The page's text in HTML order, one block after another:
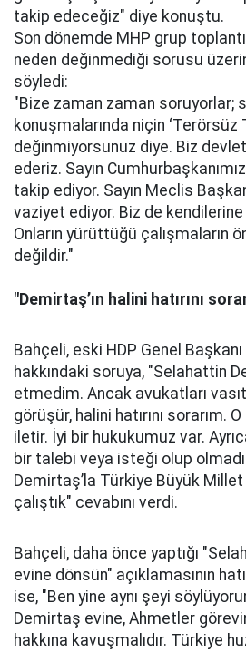
takip edeceğiz" diye konuştu.
Son dönemde MHP grup
neden değinmediği sorusu
söyledi:
"Bize zaman zaman soruyorlar;
konuşmalarında niçin ‘Terörsüz
değinmiyorsunuz diye. Biz
ederiz. Sayın
takip ediyor. Sayın Meclis
vaziyet ediyor. Biz de
Onların yürüttüğü çalışmaların
değildir."
"Demirtaş’ın halini hatırını
Bahçeli, eski HDP Genel
hakkındaki soruya, "Selahattin
etmedim. Ancak avukatları
görüşür, halini hatırını sorarım.
iletir. İyi bir hukukumuz var.
bir talebi veya isteği olup
Demirtaş’la Türkiye Büyük
çalıştık" cevabını verdi.
Bahçeli, daha önce yaptığı
evine dönsün" açıklamasının
ise, "Ben yine aynı şeyi
Demirtaş evine, Ahmetler
hakkına kavuşmalıdır. Türkiye